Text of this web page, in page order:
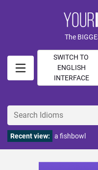
The
SWITCH TO
ENGLISH
INTERFACE
Recent view: a fishbowl